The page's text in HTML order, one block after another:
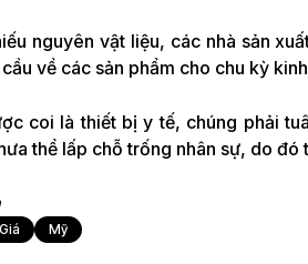
nguyên vật liệu, các nhà sản
về các sản phẩm cho chu kỳ
coi là thiết bị y tế, chúng phải
thể lấp chỗ trống nhân sự, do
Mỹ